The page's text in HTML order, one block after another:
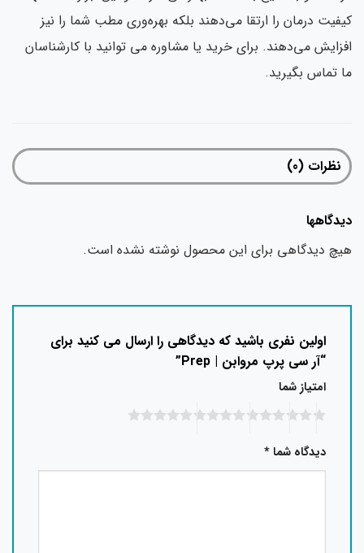
درمان را ارتقا می‌دهند بلکه بهره‌وری مطب شما را نیز
می‌دهند. برای خرید یا مشاوره می توانید با کارشناسان
تماس بگیرید.
نظرات (0)
دیدگاهی برای این محصول نوشته نشده است.
اولین نفری باشید که دیدگاهی را ارسال می کنید برای
“آر سی پرپ مروابن | Prep”
امتیاز شما
دیدگاه شما*